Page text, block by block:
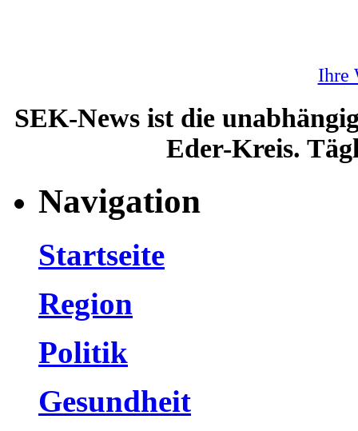
Ihre
SEK-News ist die
Eder-Kreis.
Navigation
Startseite
Region
Politik
Gesundheit